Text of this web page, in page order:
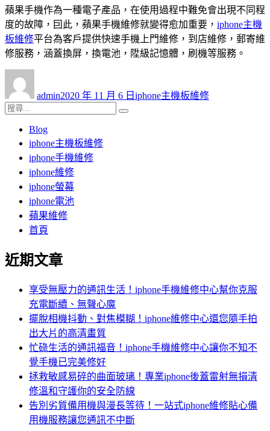
蘋果手機作為一種電子產品，在使用過程中難免會出現不同程
度的故障，囙此，蘋果手機維修就變得愈加重要， iphone主機
板維修平台為客戶提供快速手機上門維修，到店維修，郵寄維
修服務，涵蓋換屏，換電池，陞級記憶體，刷機等服務。
admin佈
日
2020 年 11 月 6 日 類
iphone主機板維修
搜
Blog
iphone主機板維修
iphone手機維修
iphone維修
iphone螢幕
iphone電池
蘋果維修
首頁
近期文章
享受無壓力的通訊生活！iphone手機維修中心幫你克服
充電斷續、無聲心魔
擺脫相機抖動、對焦模糊！iphone維修中心還您隨手拍
出大片的高清畫質
忙碌生活的通訊福音！iphone手機維修中心讓你不知不
覺手機已完美修好
拯救敏感易碎的曲面玻璃！專業iphone後蓋雷射無損清
修溫和守護你的安全防線
告別劣質備用機與漫長等待！一站式iphone維修貼心備
用機服務讓您通訊不中斷